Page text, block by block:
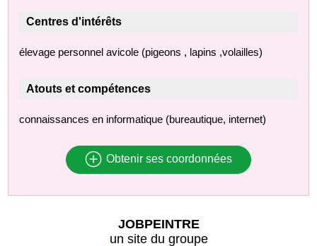
Centres d'intérêts
élevage personnel avicole (pigeons , lapins ,volailles)
Atouts et compétences
connaissances en informatique (bureautique, internet)
Obtenir ses coordonnées
JOBPEINTRE
un site du groupe